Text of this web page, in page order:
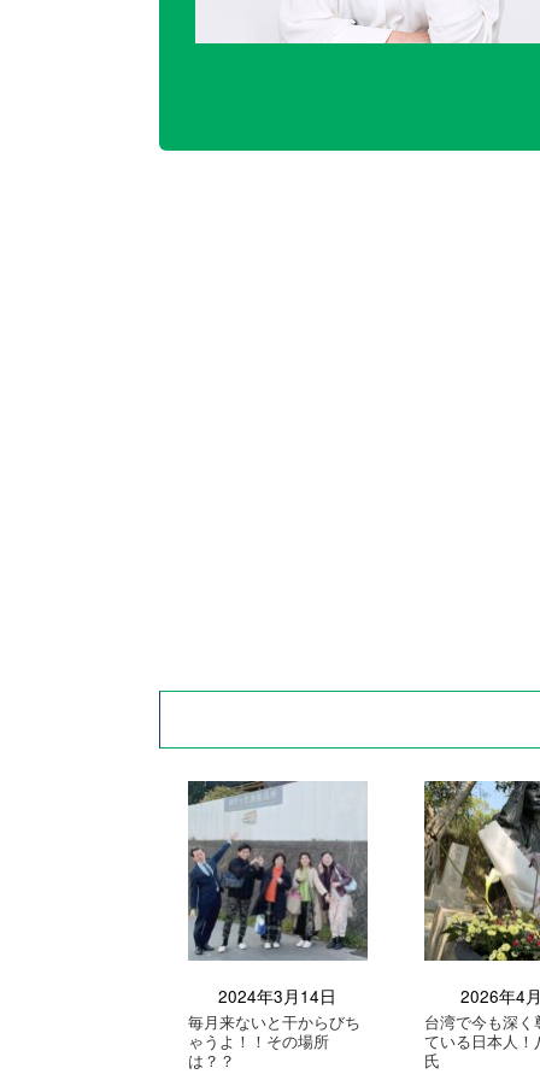
2024年3月14日
毎月来ないと干からびち
ゃうよ！！その場所
は？？
2026年4
台湾で今も深く
ている日本人！
氏